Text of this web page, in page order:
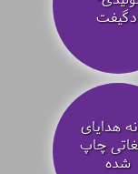
هدایای
چاپ
شده